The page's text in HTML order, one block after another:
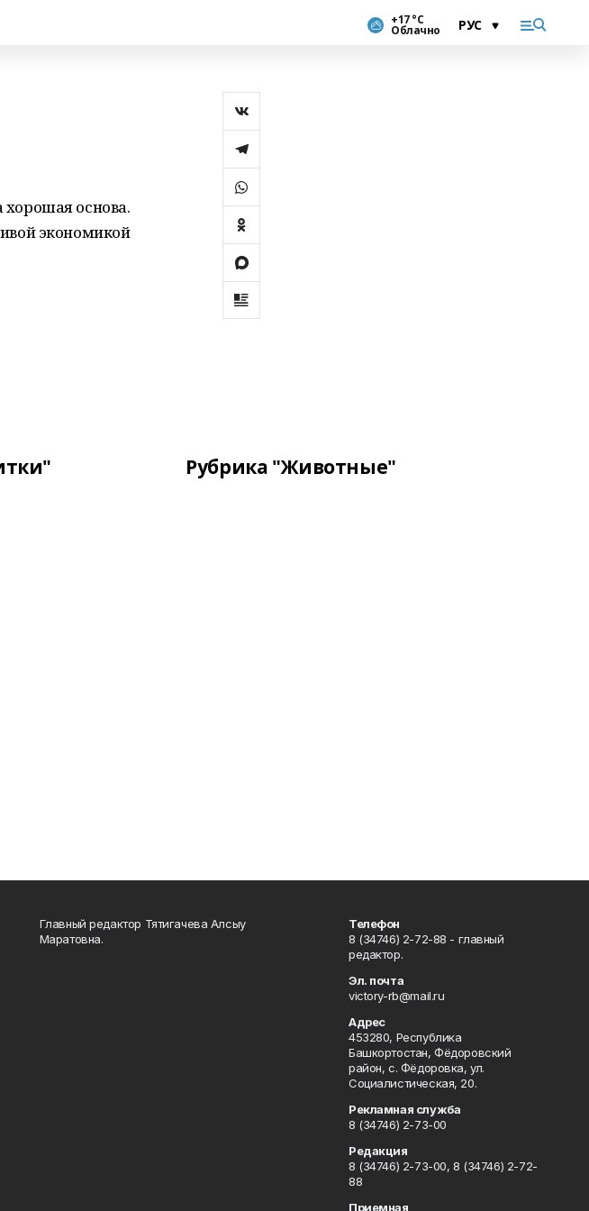
+17 °С
Облачно
хорошая основа.
экономикой
Рубрика "Животные"
Главный редактор Тятигачева Алсыу
Маратовна.
Телефон
8 (34746) 2-72-88 - главный
редактор.
Эл. почта
victory-rb@mail.ru
Адрес
453280, Республика
Башкортостан, Фёдоровский
район, с. Фёдоровка, ул.
Социалистическая, 20.
Рекламная служба
8 (34746) 2-73-00
Редакция
8 (34746) 2-73-00, 8 (34746) 2-72-
88
Приемная